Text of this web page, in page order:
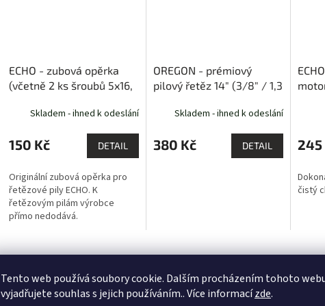
Tento web používá soubory cookie. Dalším procházením tohoto
vyjadřujete souhlas s jejich používáním.. Více informacízde.
ECHO - zubová opěrka
(včetně 2 ks šroubů 5x16,
Skladem - ihned k odeslání
150 Kč DETAIL
Originální zubová opěrka pro
řetězové pily ECHO. K
řetězovým pilám výrobce
přímo nedodává.
OREGON - prémiový
pilový řetěz 14" (3/8" / 1,3
Skladem - ihned k odeslání
380 Kč DETAIL
je
z
5
245
čistý
Podobné (2) Ostatní informace